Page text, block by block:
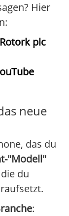
Hier
plc
neue
das du
"Modell"
du
: